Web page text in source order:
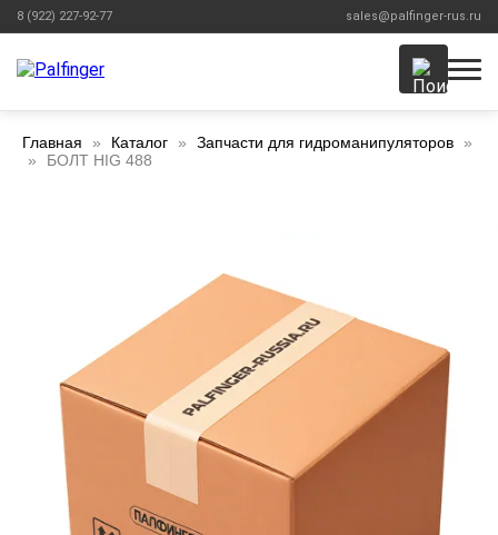
8 (922) 227-92-77 sales@palfinger-rus.ru
Главная Каталог
Запчасти для гидроманипуляторов
БОЛТ HIG 488